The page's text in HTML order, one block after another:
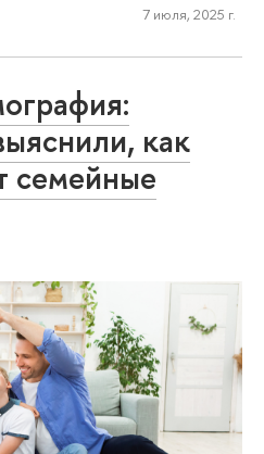
7 июля, 2025 г.
как
семейные